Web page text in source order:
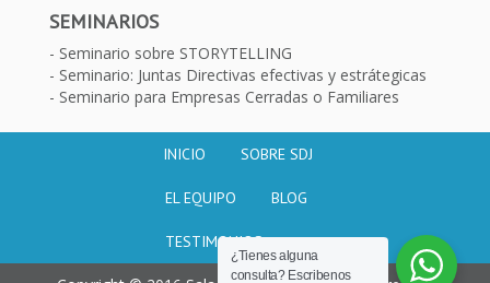
SEMINARIOS
Seminario sobre STORYTELLING
Seminario: Juntas Directivas efectivas y estrátegicas
Seminario para Empresas Cerradas o Familiares
INICIO SOBRE SDJ
EL EQUIPO BLOG
TESTIMONIOS
¿Tienes alguna
consulta? Escribenos